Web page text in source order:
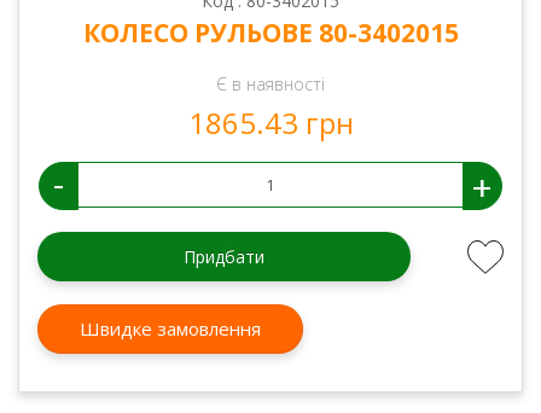
КОЛЕСО РУЛЬОВЕ 80-3402015
Є в наявності
1865.43 грн
- +
Придбати
Швидке замовлення